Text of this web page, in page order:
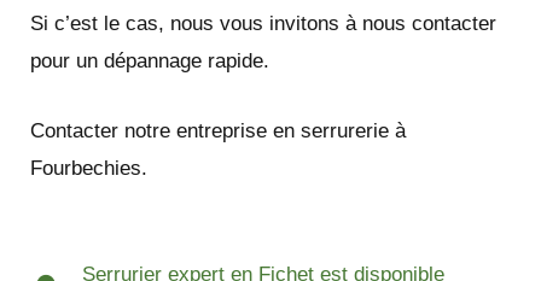
Si c’est le cas, nous vous invitons à nous contacter
pour un dépannage rapide.
Contacter notre entreprise en serrurerie à
Fourbechies.
Serrurier expert en Fichet est disponible